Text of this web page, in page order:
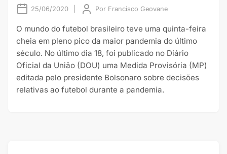
25/06/2020 Por Francisco Geovane
O mundo do futebol brasileiro teve uma quinta-feira
cheia em pleno pico da maior pandemia do último
século. No último dia 18, foi publicado no Diário
Oficial da União (DOU) uma Medida Provisória (MP)
editada pelo presidente Bolsonaro sobre decisões
relativas ao futebol durante a pandemia.